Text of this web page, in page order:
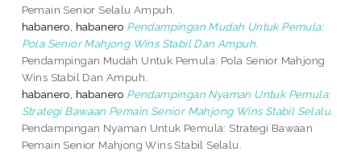
Pemain Senior Selalu Ampuh.
habanero, habanero Pendampingan Mudah Untuk Pemula:
Pola Senior Mahjong Wins Stabil Dan Ampuh.
Pendampingan Mudah Untuk Pemula: Pola Senior Mahjong
Wins Stabil Dan Ampuh.
habanero, habanero Pendampingan Nyaman Untuk Pemula:
Strategi Bawaan Pemain Senior Mahjong Wins Stabil Selalu.
Pendampingan Nyaman Untuk Pemula: Strategi Bawaan
Pemain Senior Mahjong Wins Stabil Selalu.